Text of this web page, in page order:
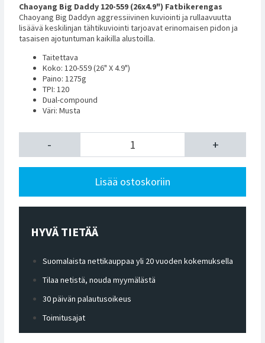
Chaoyang Big Daddy 120-559 (26x4.9") Fatbikerengas
Chaoyang Big Daddyn aggressiivinen kuviointi ja rullaavuutta
lisäävä keskilinjan tähtikuviointi tarjoavat erinomaisen pidon ja
tasaisen ajotuntuman kaikilla alustoilla.
Taitettava
Koko: 120-559 (26" X 4.9")
Paino: 1275g
TPI: 120
Dual-compound
Väri: Musta
- +
Lisää ostoskoriin
HYVÄ TIETÄÄ
Suomalaista nettikauppaa yli 20 vuoden kokemuksella
Tilaa netistä, nouda myymälästä
30 päivän palautusoikeus
Toimitusajat